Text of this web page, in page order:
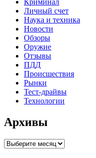
Криминал
Личный счет
Наука и техника
Новости
Обзоры
Оружие
Отзывы
ПДД
Происшествия
Рынки
Тест-драйвы
Технологии
Архивы
Архивы